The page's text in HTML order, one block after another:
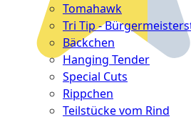
Tomahawk
Tri Tip -
Bäckchen
Hanging Tender
Special Cuts
Rippchen
Teilstücke vom Rind